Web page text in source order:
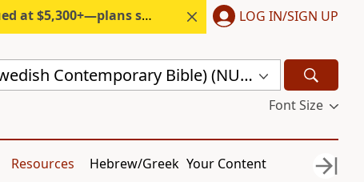
start under $6/month. LOG IN/SIGN UP
nuBibeln (Swedish Contemporary Bible) (NUB)
Font Size
Resources Hebrew/Greek Your Content